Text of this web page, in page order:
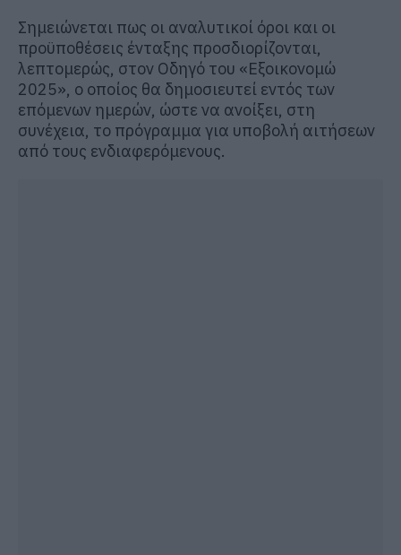
Σημειώνεται πως οι αναλυτικοί όροι και οι
προϋποθέσεις ένταξης προσδιορίζονται,
λεπτομερώς, στον Οδηγό του «Εξοικονομώ
2025», ο οποίος θα δημοσιευτεί εντός των
επόμενων ημερών, ώστε να ανοίξει, στη
συνέχεια, το πρόγραμμα για υποβολή αιτήσεων
από τους ενδιαφερόμενους.